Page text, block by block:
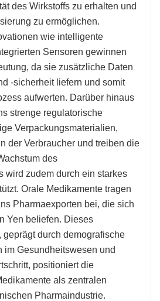
des Wirkstoffs zu erhalten und
zu ermöglichen.
wie intelligente
Sensoren gewinnen
da sie zusätzliche Daten
-sicherheit liefern und somit
aufwerten. Darüber hinaus
strenge regulatorische
Verpackungsmaterialien,
der Verbraucher und treiben die
des
wird zudem durch ein starkes
Orale Medikamente tragen
Pharmaexporten bei, die sich
Yen beliefen. Dieses
durch demografische
im Gesundheitswesen und
positioniert die
als zentralen
Pharmaindustrie.